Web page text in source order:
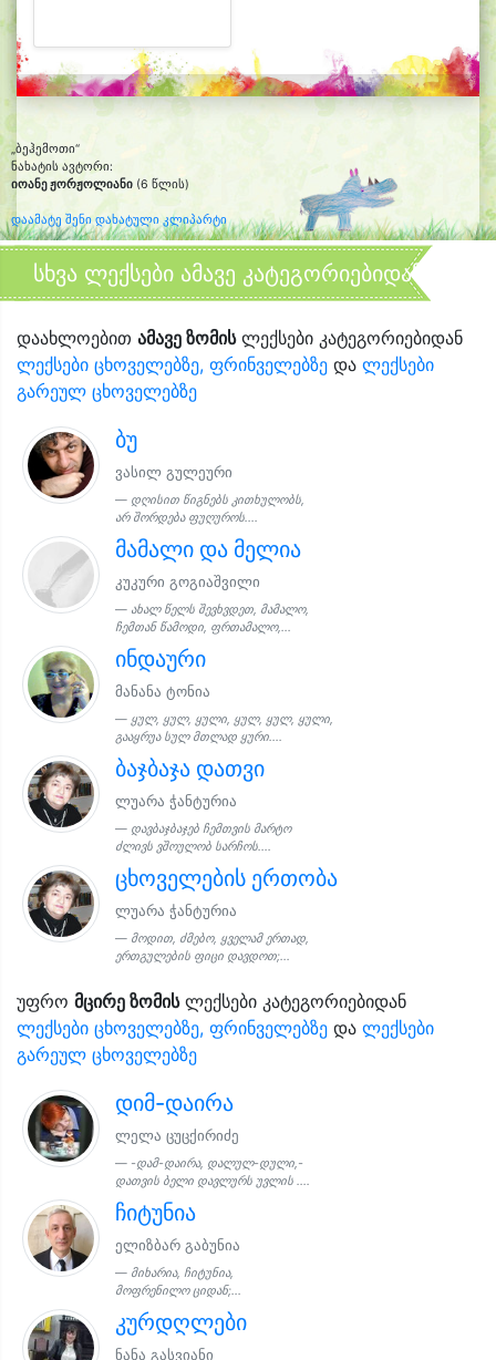
„ბეჰემოთი“
ნახატის ავტორი:
იოანე ჟორჟოლიანი (6 წლის)
დაამატე შენი დახატული კლიპარტი
სხვა ლექსები ამავე კატეგორიებიდან
დაახლოებით ამავე ზომისლექსები კატეგორიებიდან
ლექსები ცხოველებზე, ფრინველებზე და ლექსები
გარეულ ცხოველებზე
ბუ
ვასილ გულეური
დღისით წიგნებს კითხულობს,
არ შორდება ფუღუროს....
მამალი და მელია
კუკური გოგიაშვილი
ახალ წელს შევხვდეთ, მამალო,
ჩემთან წამოდი, ფრთამალო,...
ინდაური
მანანა ტონია
ყულ, ყულ, ყული, ყულ, ყულ, ყული,
გააყრუა სულ მთლად ყური....
ბაჯბაჯა დათვი
ლუარა ჭანტურია
დავბაჯბაჯებ ჩემთვის მარტო
ძლივს ვშოულობ სარჩოს....
ცხოველების ერთობა
ლუარა ჭანტურია
მოდით, ძმებო, ყველამ ერთად,
ერთგულების ფიცი დავდოთ;...
უფრო მცირე ზომისლექსები კატეგორიებიდან
ლექსები ცხოველებზე, ფრინველებზე და ლექსები
გარეულ ცხოველებზე
დიმ-დაირა
ლელა ცუცქირიძე
-დამ-დაირა, დალულ-დული,-
დათვის ბელი დავლურს უვლის ....
ჩიტუნია
ელიზბარ გაბუნია
მიხარია, ჩიტუნია,
მოფრენილო ციდან;...
კურდღლები
ნანა გასვიანი